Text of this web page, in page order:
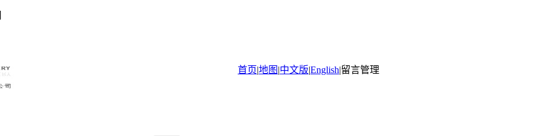
首页|地图 |中文版|English|留言管理